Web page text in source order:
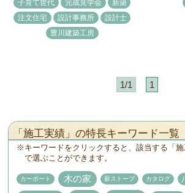
子育て世代 完成見学会 新築
注文住宅 設計事務所 設計士
豊川建築工房
1/1 1
「施工実績」の特長キーワード一覧
キーワードをクリックすると、該当する「
で選ぶことができます。
カーポート 木の家 薪ストーブ カタログ